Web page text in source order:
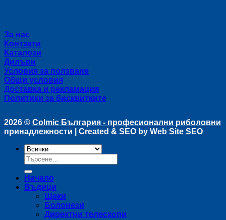
За нас
Контакти
Каталози
Дилъри
Условия за ползване
Общи условия
Доставка и рекламация
Политики за бисквитките
2026 © Colmic България - професионални риболовни
принадлежности | Created & SEO by Web Site SEO
Търсене
за:
Начало
Въдици
Щеки
Болонези
Директни телескопи